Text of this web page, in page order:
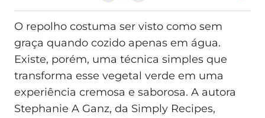
O repolho costuma ser visto como sem
graça quando cozido apenas em água.
Existe, porém, uma técnica simples que
transforma esse vegetal verde em uma
experiência cremosa e saborosa. A autora
Stephanie A Ganz, da Simply Recipes,